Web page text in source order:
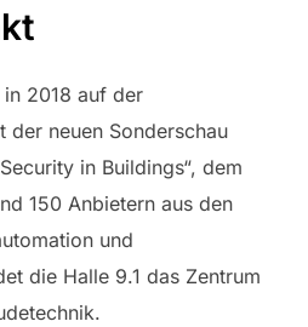
2018 auf der
der neuen Sonderschau
in Buildings“, dem
150 Anbietern aus den
und
die Halle 9.1 das Zentrum